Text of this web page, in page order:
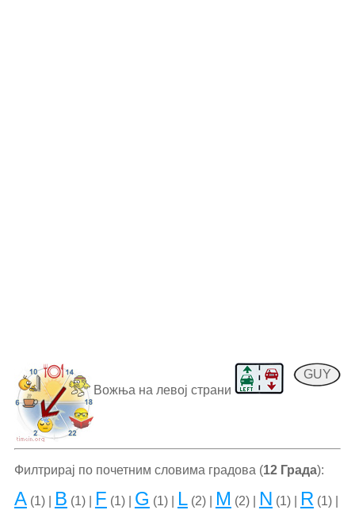
GUY
Вожња на левој страни
Филтрирај по почетним словима градова (12 Града):
A(1) | B (1) | F (1) | G (1) | L(2) | M (2) | N (1) | R (1) |